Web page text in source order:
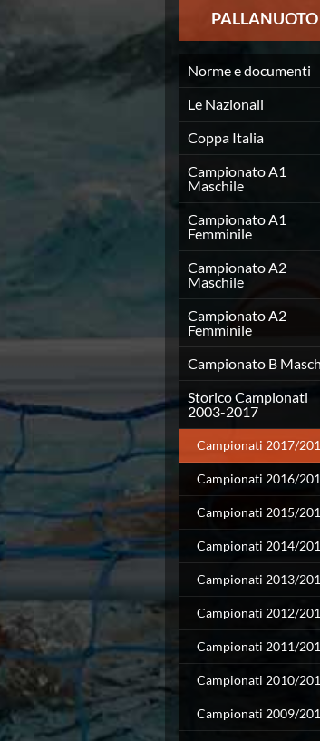
News
Nuoto
Eventi attività agonistica
Calendario nazionale
Norme e documenti
Risultati e Classifiche
Graduatorie
Graduatorie Stagione 2025-2026
Azzurri
Records
News
Flash News
Pallanuoto
Norme e documenti
Le Nazionali
Coppa Italia
Campionato A1 Maschile
Campionato A1 Femminile
Campionato A2 Maschile
Campionato A2 Femminile
Campionato B Maschile
Storico Campionati 2003-2017
Finali Giovanili
Trofei delle Regioni
CoMeN Cup
News
Flash News
Waterpolo Channel
Tuffi
Eventi
Norme e documenti
Risultati e Classifiche
Azzurri
News
Flash News
PALLANUOTO
Norme e documenti
Le Nazionali
Coppa Italia
Campionato A1
Maschile
Campionato A1
Femminile
Campionato A2
Maschile
Campionato A2
Femminile
Campionato B
Storico Campionati
2003-2017
Campionati 2017/
Campionati 2016/
Campionati 2015/
Campionati 2014/
Campionati 2013/
Campionati 2012/
Campionati 2011/
Campionati 2010/
Campionati 2009/